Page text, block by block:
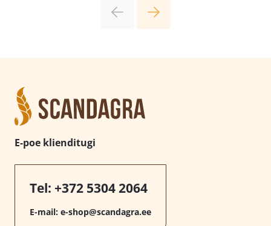
E-poe klienditugi
Tel: +372 5304 2064
E-mail: e-shop@scandagra.ee